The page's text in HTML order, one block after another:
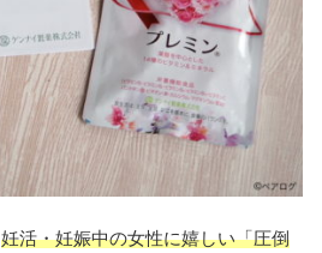
妊活・妊娠中の女性に嬉しい「圧倒